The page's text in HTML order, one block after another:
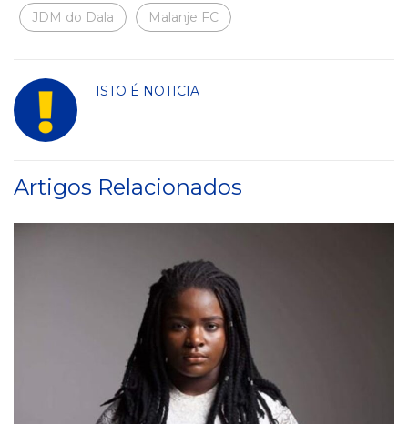
JDM do Dala Malanje FC
ISTO É NOTICIA
Artigos Relacionados